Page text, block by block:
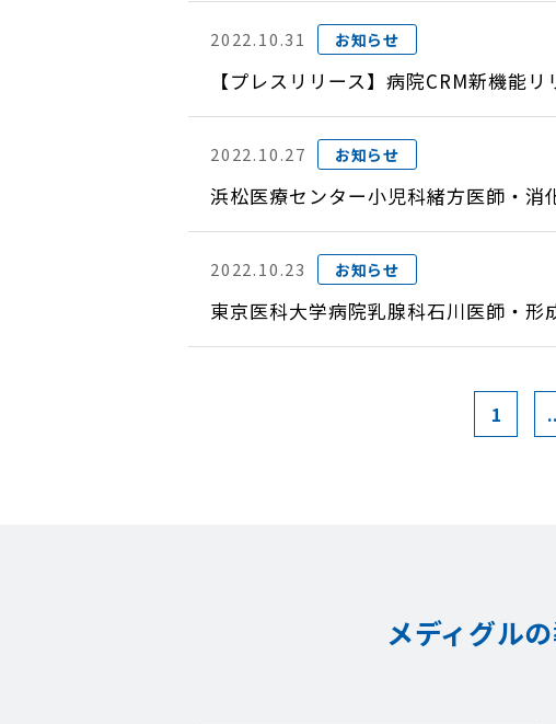
2022.10.31 お知らせ
【プレスリリース】病院CRM新機能
2022.10.27 お知らせ
浜松医療センター小児科緒方医師・
2022.10.23 お知らせ
東京医科大学病院乳腺科石川医師・
1
メディグル